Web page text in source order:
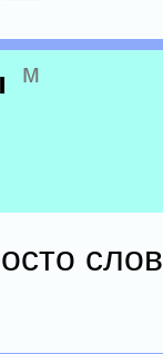
м